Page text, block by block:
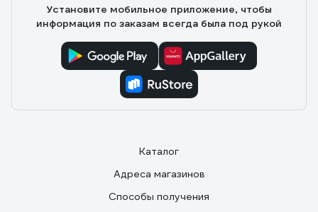
Установите мобильное приложение, чтобы
информация по заказам всегда была под рукой
Каталог
Адреса магазинов
Способы получения